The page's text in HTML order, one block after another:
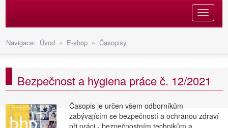
Navigace: Úvod » E-shop » Časopisy
Bezpečnost a hygiena práce č. 12/2021
Časopis je určen všem odborníkům
zabývajícím se bezpečností a ochranou zdraví
při práci - bezpečnostním technikům a